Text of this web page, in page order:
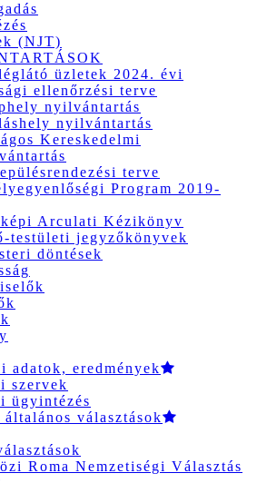
(NJT)
üzletek 2024. évi
ellenőrzési terve
nyilvántartás
nyilvántartás
Kereskedelmi
terve
Program 2019-
Arculati Kézikönyv
testületi jegyzőkönyvek
döntések
adatok, eredmények
szervek
ügyintézés
választások
Roma Nemzetiségi Választás